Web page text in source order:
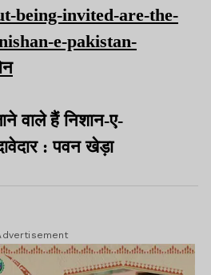
being-invited-are-the-
e-pakistan-
वाले हैं निशान-ए-
: पवन खेड़ा